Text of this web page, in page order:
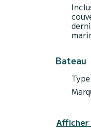
Bateau
Afficher